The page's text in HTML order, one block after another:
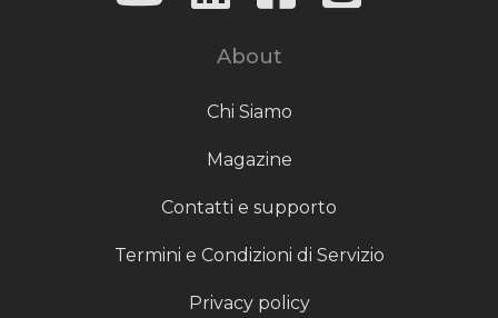
About
Chi Siamo
Magazine
Contatti e supporto
Termini e Condizioni di Servizio
Privacy policy